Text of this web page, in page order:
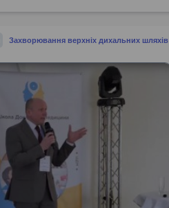
Захворювання верхніх дихальних шляхів